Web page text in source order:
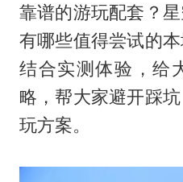
靠谱的游玩配套？
有哪些值得尝试的
结合实测体验，给
略，帮大家避开踩
玩方案。